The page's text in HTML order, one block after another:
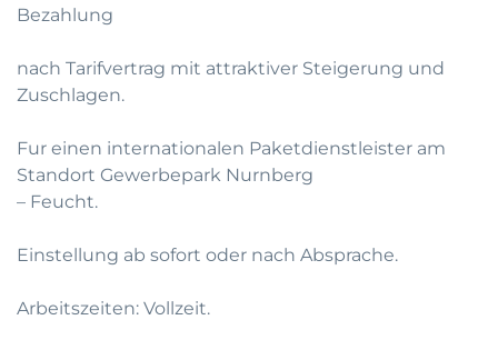
Bezahlung
nach Tarifvertrag mit attraktiver Steigerung und
Zuschlagen.
Fur einen internationalen Paketdienstleister am
Standort Gewerbepark Nurnberg
– Feucht.
Einstellung ab sofort oder nach Absprache.
Arbeitszeiten: Vollzeit.